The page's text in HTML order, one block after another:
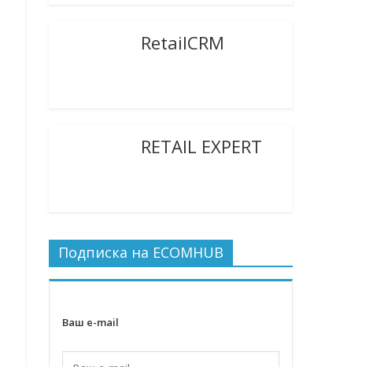
RetailCRM
RETAIL EXPERT
Подписка на ECOMHUB
Ваш e-mail